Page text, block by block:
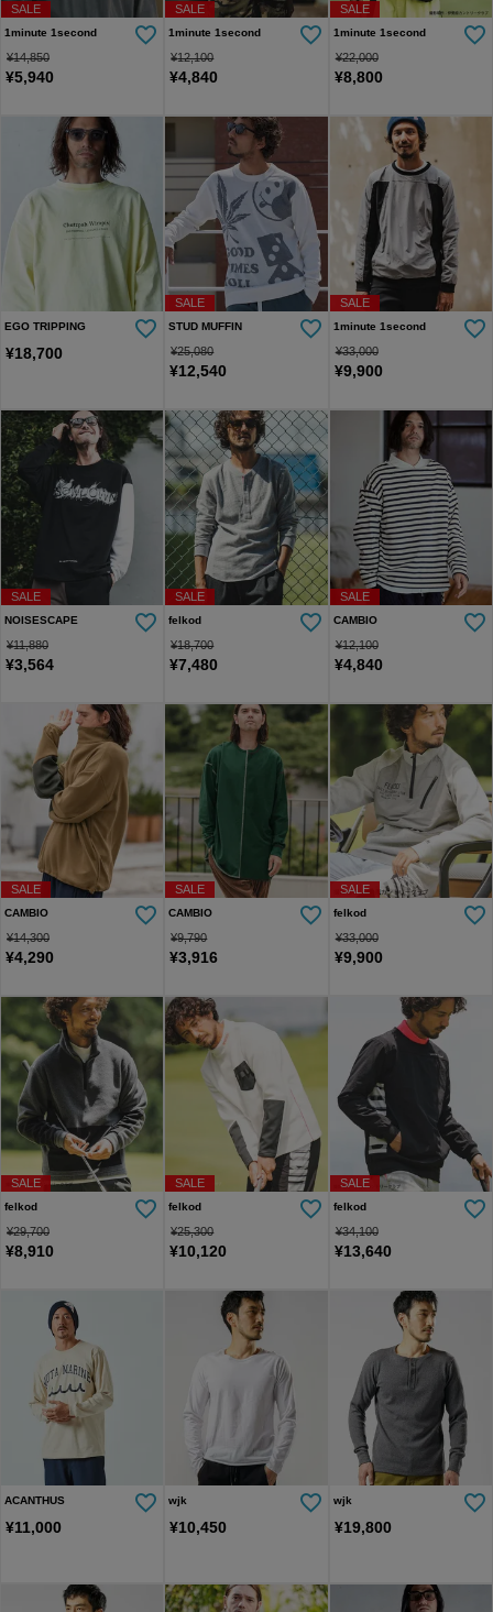
SALE
1minute 1second
¥14,850
¥5,940
SALE
1minute 1second
¥12,100
¥4,840
SALE
1minute 1second
¥22,000
¥8,800
EGO TRIPPING
¥18,700
SALE
STUD MUFFIN
¥25,080
¥12,540
SALE
1minute 1second
¥33,000
¥9,900
SALE
NOISESCAPE
¥11,880
¥3,564
SALE
felkod
¥18,700
¥7,480
SALE
CAMBIO
¥12,100
¥4,840
SALE
CAMBIO
¥14,300
¥4,290
SALE
CAMBIO
¥9,790
¥3,916
SALE
felkod
¥33,000
¥9,900
SALE
felkod
¥29,700
¥8,910
SALE
felkod
¥25,300
¥10,120
SALE
felkod
¥34,100
¥13,640
ACANTHUS
¥11,000
wjk
¥10,450
wjk
¥19,800